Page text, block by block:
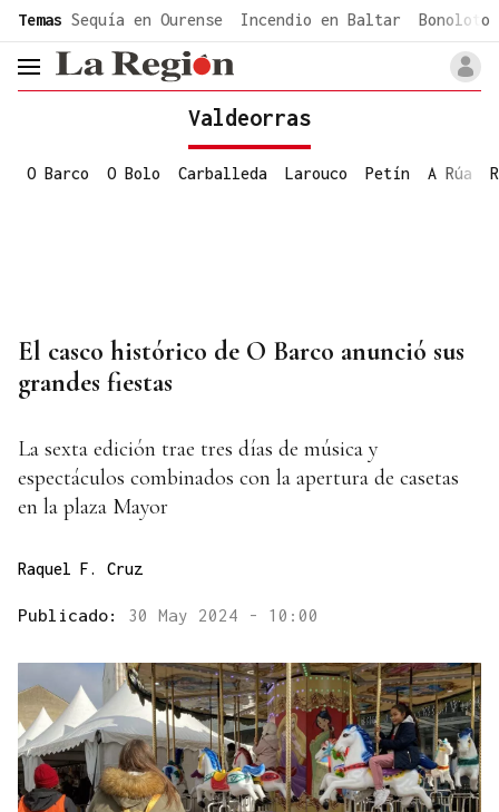
common.go-to-content
Temas Sequía en Ourense Incendio en Baltar Bonoloto
header.menu.open
Valdeorras
O Barco O Bolo Carballeda Larouco Petín A Rúa
El casco histórico de O Barco anunció sus
grandes fiestas
La sexta edición trae tres días de música y
espectáculos combinados con la apertura de casetas
en la plaza Mayor
Raquel F. Cruz
Publicado: 30 May 2024 - 10:00